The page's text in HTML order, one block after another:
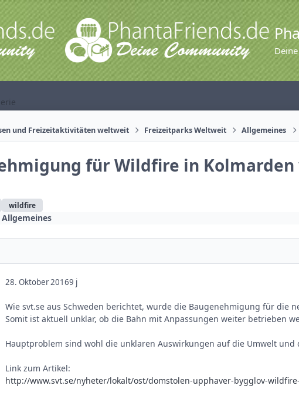
und Freizeitaktivitäten weltweit Freizeitparks Weltweit Allgemeines
für Wildfire in
wildfire
Allgemeines
28. Oktober 20169 j
Wie svt.se aus Schweden berichtet, wurde die Baugenehmigung für die
Somit ist aktuell unklar, ob die Bahn mit Anpassungen weiter betrieben
Hauptproblem sind wohl die unklaren Auswirkungen auf die Umwelt und
Link zum Artikel:
http://www.svt.se/nyheter/lokalt/ost/domstolen-upphaver-bygglov-